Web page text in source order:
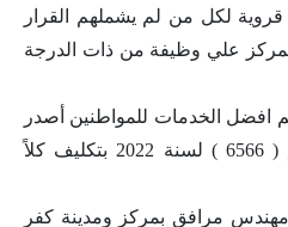
لكل من لم يشملهم القرار
علي وظيفة من ذات الدرجة
افضل الخدمات للمواطنين أصدر
محافظ الشرقية القرار رقم ( 6566 ) لسنة 2022 بتكليف كلاً
مرافق بمركز ومدينة كفر